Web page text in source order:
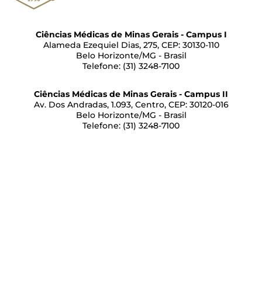
Ciências Médicas de Minas Gerais - Campus I
Alameda Ezequiel Dias, 275, CEP: 30130-110
Belo Horizonte/MG - Brasil
Telefone: (31) 3248-7100
Ciências Médicas de Minas Gerais - Campus II
Av. Dos Andradas, 1.093, Centro, CEP: 30120-016
Belo Horizonte/MG - Brasil
Telefone: (31) 3248-7100